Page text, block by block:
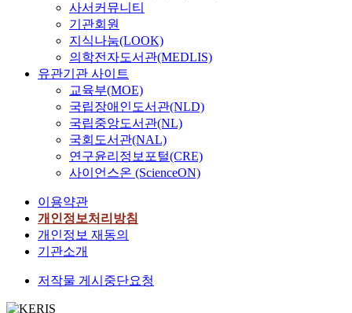
사서커뮤니티
기관회원
지식나눔(LOOK)
의학전자도서관(MEDLIS)
유관기관 사이트
교육부(MOE)
국립장애인도서관(NLD)
국립중앙도서관(NL)
국회도서관(NAL)
연구윤리정보포털(CRE)
사이언스온 (ScienceON)
이용약관
개인정보처리방침
개인정보 재동의
기관소개
저작물 게시중단요청